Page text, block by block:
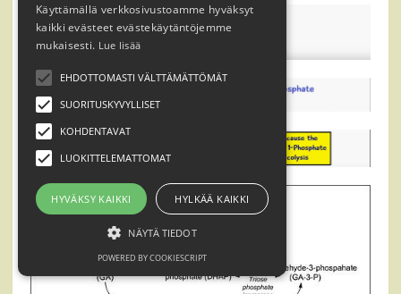
Käyttämällä verkkosivustoamme hyväksyt
kaikki evästeet evästekäytäntöjemme
mukaisesti. Lue lisää
EHDOTTOMASTI VÄLTTÄMÄTTÖMÄT
SUORITUSKYVYLLISET
KOHDENTAVAT
LUOKITTELEMATTOMAT
HYVÄKSY KAIKKI HYLKÄÄ KAIKKI
NÄYTÄ TIEDOT
POWERED BY COOKIESCRIPT